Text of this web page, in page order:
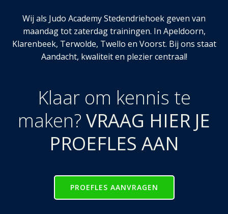
Wij als Judo Academy Stedendriehoek geven van
maandag tot zaterdag trainingen. In Apeldoorn,
Klarenbeek, Terwolde, Twello en Voorst. Bij ons staat
Aandacht, kwaliteit en plezier centraal!
Klaar om kennis te
maken? VRAAG HIER JE
PROEFLES AAN
PROEFLES AANVRAGEN